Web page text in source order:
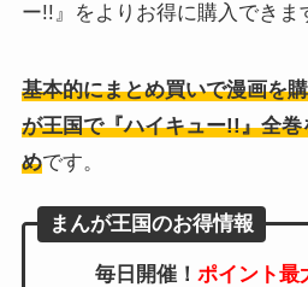
ー!!』をよりお得に購入できま
基本的にまとめ買いで漫画を
が王国で『ハイキュー!!』全
めです。
まんが王国のお得情報
毎日開催！ ポイント最